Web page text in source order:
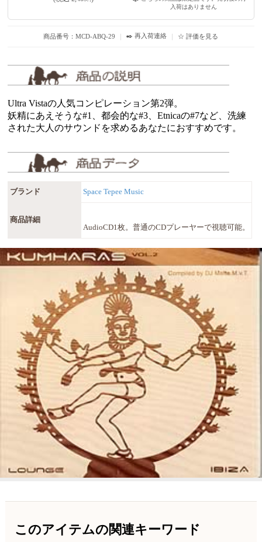
入荷はありません
商品番号：MCD-ABQ-29 ｜ ✒️ 再入荷連絡 ｜ ☆ 評価を見る
Ultra Vistaの人気コンピレーション第2弾。
妖精にあえそうな#1、都会的な#3、Etnicaの#7など、洗練
された大人のサウンドを求めるあなたにおすすめです。
ブランド Space Tepee Music
商品詳細
AudioCD1枚。普通のCDプレーヤーで視聴可能。
このアイテムの関連キーワード